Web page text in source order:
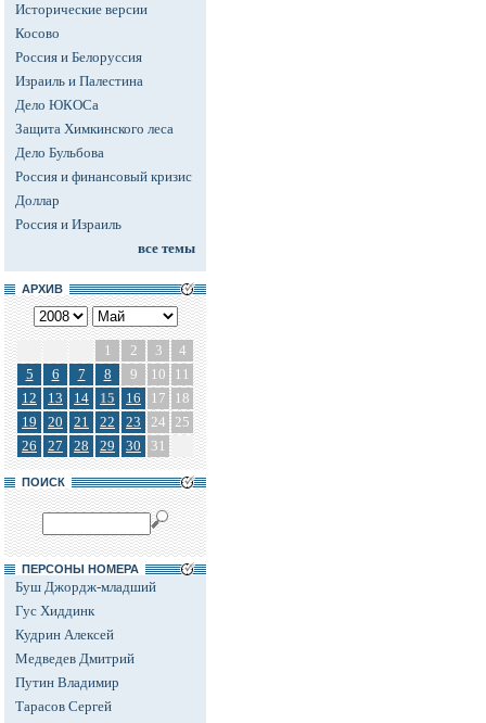
Исторические версии
Косово
Россия и Белоруссия
Израиль и Палестина
Дело ЮКОСа
Защита Химкинского леса
Дело Бульбова
Россия и финансовый кризис
Доллар
Россия и Израиль
все темы
АРХИВ
1 2 3
4
5
6 7 8 9 10
11
12
13 14 15 16 17
18
19
20 21 22 23 24 25
26
27 28 29 30 31
ПОИСК
ПЕРСОНЫ НОМЕРА
Буш Джордж-младший
Гус Хиддинк
Кудрин Алексей
Медведев Дмитрий
Путин Владимир
Тарасов Сергей